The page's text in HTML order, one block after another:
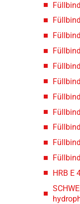
HRB E